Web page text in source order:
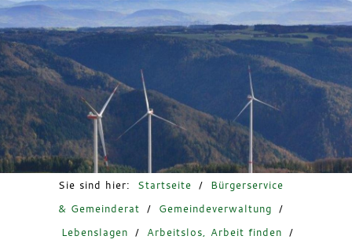
Bürgerservice & Gemeinderat
Leben in Hasel
Freizeit & Tourismus
Sie sind hier: Startseite /
Bürgerservice
& Gemeinderat
/ Gemeindeverwaltung
/
Lebenslagen
/ Arbeitslos, Arbeit finden
/